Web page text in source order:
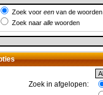
Zoek voor een van de
Zoek naar alle woorden
Zoek in afgelopen: